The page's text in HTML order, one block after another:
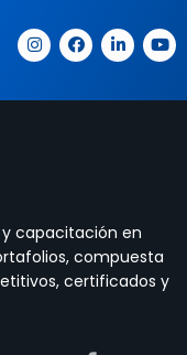
capacitación en
compuesta
certificados y